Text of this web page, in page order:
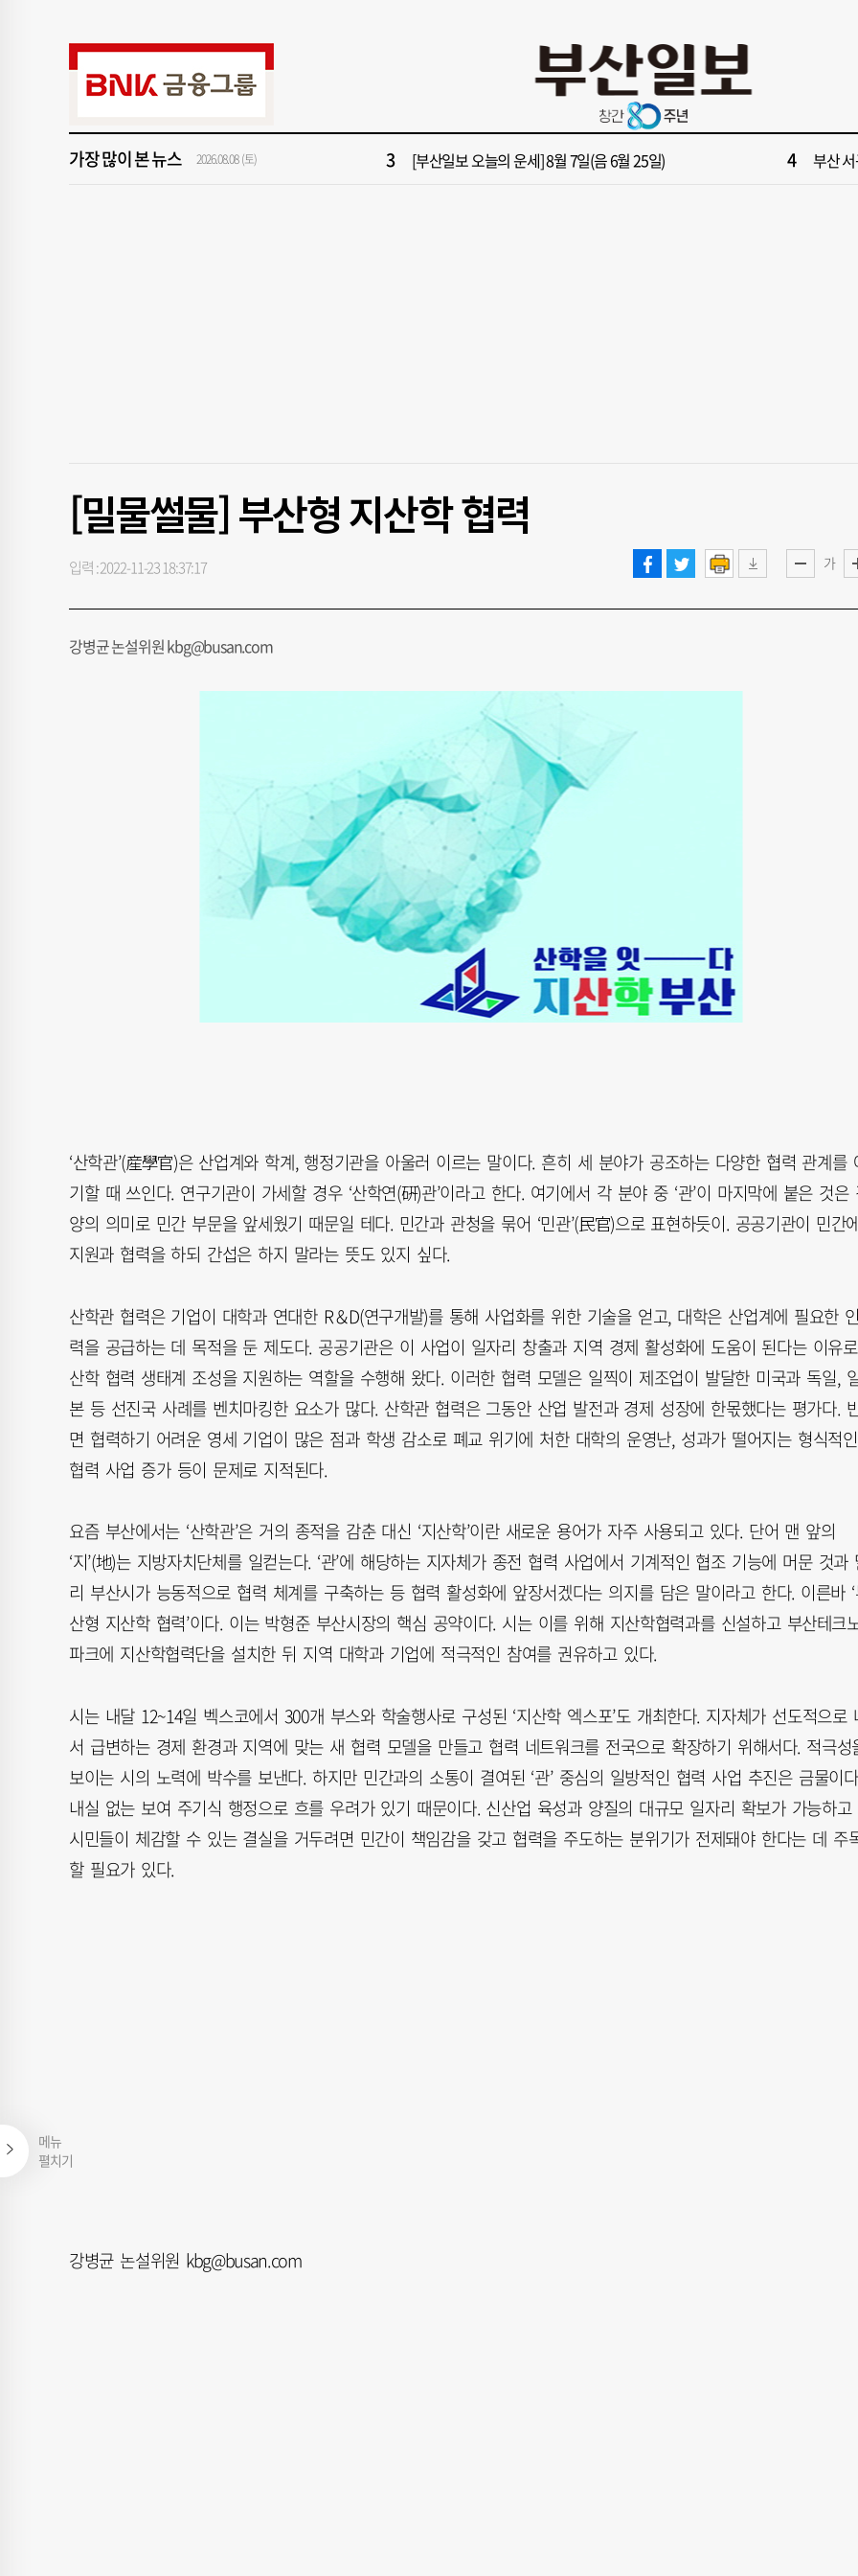
메뉴
펼치기
가장 많이 본 뉴스 2026.08.08 (토)
창원 파크골프장 일찍 개장했더니 새벽부터 ‘문전성시’ 해수
[부산일보 오늘의 운세] 8월 7일(음 6월 25일) 부산
5 반가雨…주말 부울경 비 소식 6 회복세
[밀물썰물] 부산형 지산학 협력
가
입력 : 2022-11-23 18:37:17
강병균 논설위원 kbg@busan.com
‘산학관’(産學官)은 산업계와 학계, 행정기관을 아울러 이르는 말이다. 흔히 세 분야가 공조하는 다양한 협력 관계를
기할 때 쓰인다. 연구기관이 가세할 경우 ‘산학연(硏)관’이라고 한다. 여기에서 각 분야 중 ‘관’이 마지막에 붙은 것은
양의 의미로 민간 부문을 앞세웠기 때문일 테다. 민간과 관청을 묶어 ‘민관’(民官)으로 표현하듯이. 공공기관이 민간
지원과 협력을 하되 간섭은 하지 말라는 뜻도 있지 싶다.
산학관 협력은 기업이 대학과 연대한 R＆D(연구개발)를 통해 사업화를 위한 기술을 얻고, 대학은 산업계에 필요한 인
력을 공급하는 데 목적을 둔 제도다. 공공기관은 이 사업이 일자리 창출과 지역 경제 활성화에 도움이 된다는 이유로
산학 협력 생태계 조성을 지원하는 역할을 수행해 왔다. 이러한 협력 모델은 일찍이 제조업이 발달한 미국과 독일,
본 등 선진국 사례를 벤치마킹한 요소가 많다. 산학관 협력은 그동안 산업 발전과 경제 성장에 한몫했다는 평가다.
면 협력하기 어려운 영세 기업이 많은 점과 학생 감소로 폐교 위기에 처한 대학의 운영난, 성과가 떨어지는 형식적인
협력 사업 증가 등이 문제로 지적된다.
요즘 부산에서는 ‘산학관’은 거의 종적을 감춘 대신 ‘지산학’이란 새로운 용어가 자주 사용되고 있다. 단어 맨 앞의
‘지’(地)는 지방자치단체를 일컫는다. ‘관’에 해당하는 지자체가 종전 협력 사업에서 기계적인 협조 기능에 머문 것과
리 부산시가 능동적으로 협력 체계를 구축하는 등 협력 활성화에 앞장서겠다는 의지를 담은 말이라고 한다. 이른바
산형 지산학 협력’이다. 이는 박형준 부산시장의 핵심 공약이다. 시는 이를 위해 지산학협력과를 신설하고 부산테크
파크에 지산학협력단을 설치한 뒤 지역 대학과 기업에 적극적인 참여를 권유하고 있다.
시는 내달 12~14일 벡스코에서 300개 부스와 학술행사로 구성된 ‘지산학 엑스포’도 개최한다. 지자체가 선도적으로
서 급변하는 경제 환경과 지역에 맞는 새 협력 모델을 만들고 협력 네트워크를 전국으로 확장하기 위해서다. 적극성
보이는 시의 노력에 박수를 보낸다. 하지만 민간과의 소통이 결여된 ‘관’ 중심의 일방적인 협력 사업 추진은 금물이
내실 없는 보여 주기식 행정으로 흐를 우려가 있기 때문이다. 신산업 육성과 양질의 대규모 일자리 확보가 가능하고
시민들이 체감할 수 있는 결실을 거두려면 민간이 책임감을 갖고 협력을 주도하는 분위기가 전제돼야 한다는 데 주
할 필요가 있다.
강병균 논설위원 kbg@busan.com